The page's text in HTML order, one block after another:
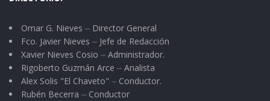
Omar G. Nieves ⏤ Director General
Fco. Javier Nieves ⏤ Jefe de Redacción
Xavier Nieves Cosio ⏤ Administrador.
Rigoberto Guzmán Arce ⏤ Analista
Alex Solis "El Chaveto" ⏤ Conductor.
Rubén Becerra ⏤ Conductor